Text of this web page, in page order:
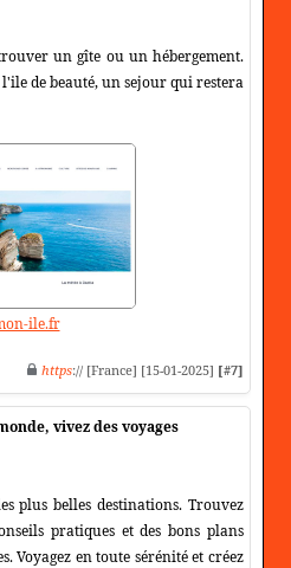
un gîte ou un hébergement.
l'ile de beauté, un sejour qui restera
ile.fr
https:// [France] [15-01-2025] [#7]
vivez des voyages
plus belles destinations. Trouvez
pratiques et des bons plans
Voyagez en toute sérénité et créez